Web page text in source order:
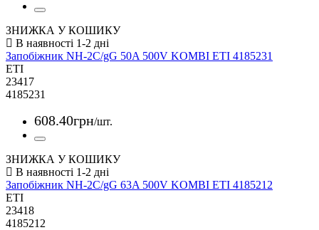
ЗНИЖКА У КОШИКУ
Запобіжник NH-2C/gG 50A 500V KOMBI ETI 4185231
ETI
23417
4185231
608.40грн/шт.
ЗНИЖКА У КОШИКУ
Запобіжник NH-2C/gG 63A 500V KOMBI ETI 4185212
ETI
23418
4185212